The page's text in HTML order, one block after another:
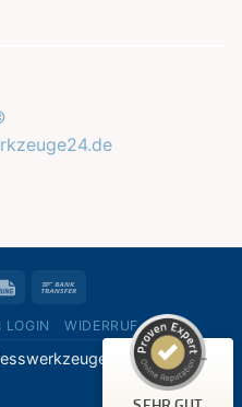
Rechung
LOGIN WIDERRUF
1
Bewertung auf ProvenExpert.com